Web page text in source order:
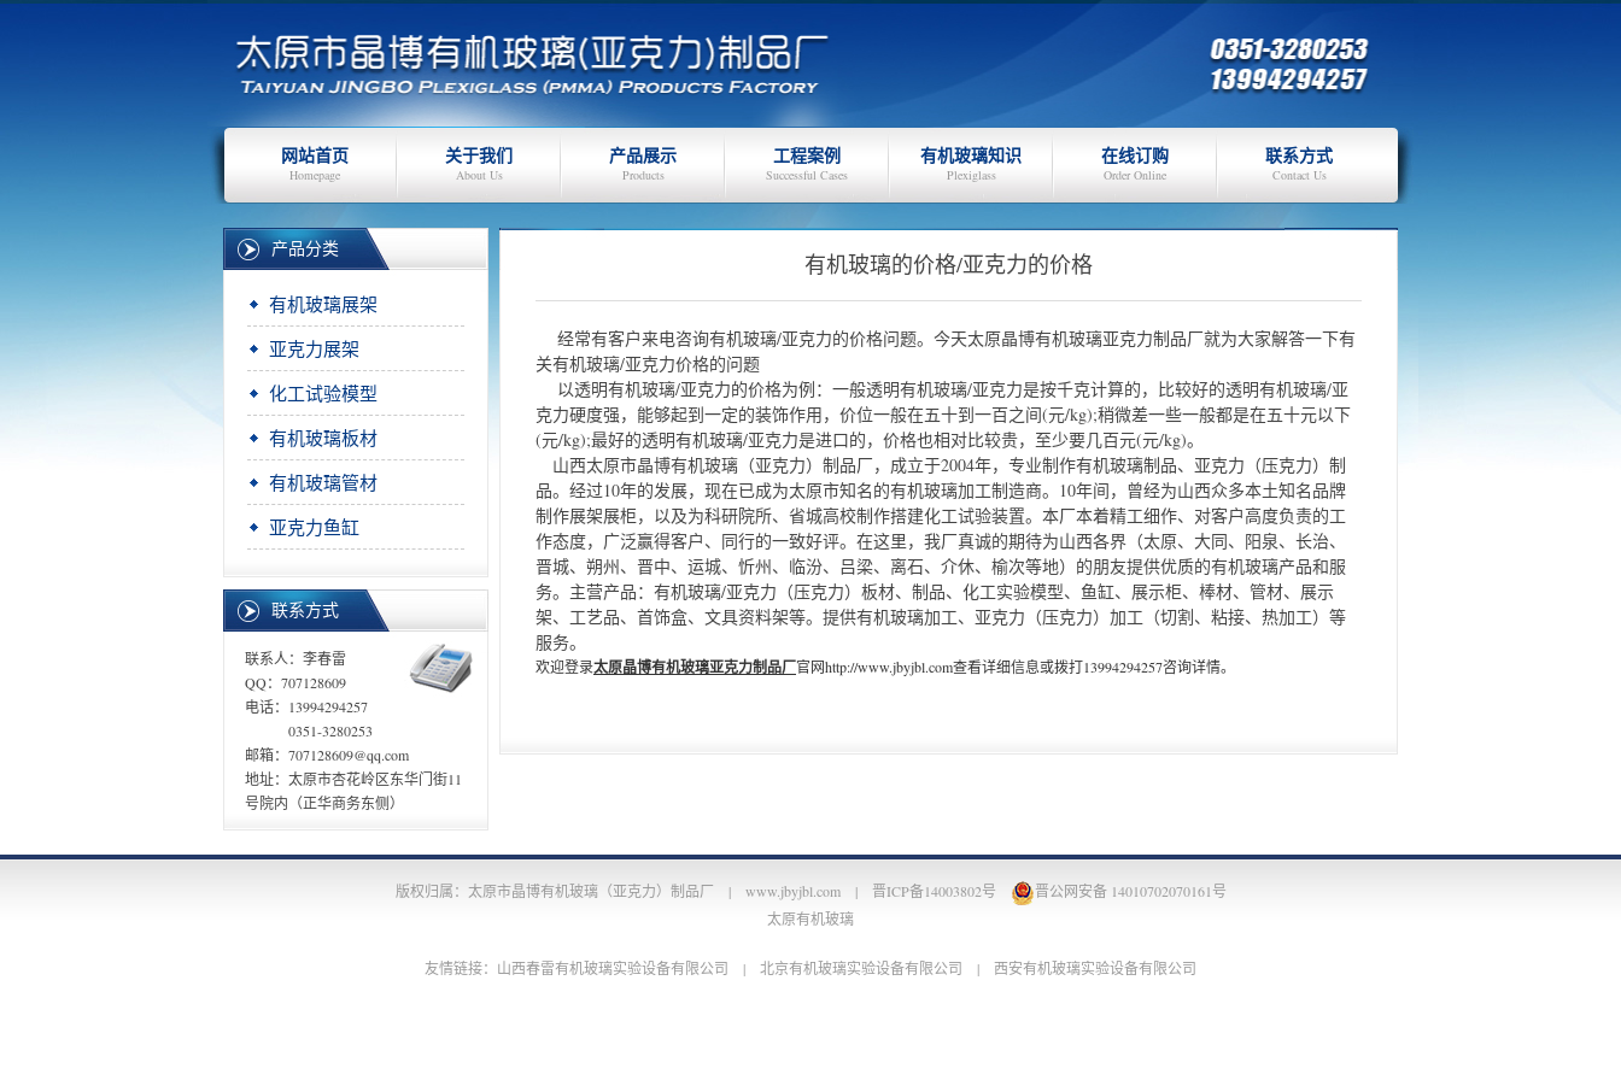
网站首页
Homepage
关于我们
About Us
产品展示
Products
工程案例
Successful Cases
有机玻璃知识
Plexiglass
在线订购
Order Online
联系方式
Contact Us
产品分类
有机玻璃展架
亚克力展架
化工试验模型
有机玻璃板材
有机玻璃管材
亚克力鱼缸
联系方式
联系人：李春雷
QQ：707128609
电话：13994294257
0351-3280253
邮箱：707128609@qq.com
地址：太原市杏花岭区东华门街11
号院内（正华商务东侧）
有机玻璃的价格/亚克力的价格
经常有客户来电咨询有机玻璃/亚克力的价格问题。今天太原晶博有机玻璃亚克力制品厂就为大家解答一下有
关有机玻璃/亚克力价格的问题
以透明有机玻璃/亚克力的价格为例：一般透明有机玻璃/亚克力是按千克计算的，比较好的透明有机玻璃/亚
克力硬度强，能够起到一定的装饰作用，价位一般在五十到一百之间(元/kg);稍微差一些一般都是在五十元以下
(元/kg);最好的透明有机玻璃/亚克力是进口的，价格也相对比较贵，至少要几百元(元/kg)。
山西太原市晶博有机玻璃（亚克力）制品厂，成立于2004年，专业制作有机玻璃制品、亚克力（压克力）制
品。经过10年的发展，现在已成为太原市知名的有机玻璃加工制造商。10年间，曾经为山西众多本土知名品牌
制作展架展柜，以及为科研院所、省城高校制作搭建化工试验装置。本厂本着精工细作、对客户高度负责的工
作态度，广泛赢得客户、同行的一致好评。在这里，我厂真诚的期待为山西各界（太原、大同、阳泉、长治、
晋城、朔州、晋中、运城、忻州、临汾、吕梁、离石、介休、榆次等地）的朋友提供优质的有机玻璃产品和服
务。主营产品：有机玻璃/亚克力（压克力）板材、制品、化工实验模型、鱼缸、展示柜、棒材、管材、展示
架、工艺品、首饰盒、文具资料架等。提供有机玻璃加工、亚克力（压克力）加工（切割、粘接、热加工）等
服务。
欢迎登录太原晶博有机玻璃亚克力制品厂官网http://www.jbyjbl.com查看详细信息或拨打13994294257咨询详情。
版权归属：太原市晶博有机玻璃（亚克力）制品厂 | www.jbyjbl.com| 晋ICP备14003802号
晋公网安备 14010702070161号
太原有机玻璃
友情链接： 山西春雷有机玻璃实验设备有限公司 | 北京有机玻璃实验设备有限公司 | 西安有机玻璃实验设备有限公司